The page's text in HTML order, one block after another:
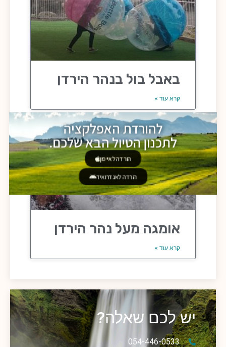
באבל בול בנהר הירדן
קרא עוד »
אומגה מעל נהר הירדן
קרא עוד »
יש לכם שאלה?
054-446-0533
להורדת האפלקציה
לתכנון הטיול הבא שלכם.
הורדה לאייפון
הורדה לאנדרואיד